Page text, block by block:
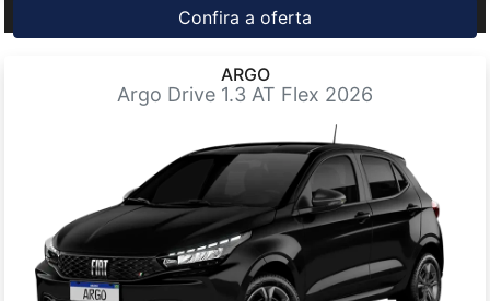
Confira a oferta
ARGO
Argo Drive 1.3 AT Flex 2026